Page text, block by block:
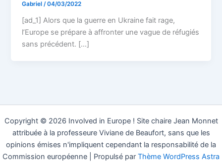
Gabriel/04/03/2022
[ad_1] Alors que la guerre en Ukraine fait rage,
l’Europe se prépare à affronter une vague de réfugiés
sans précédent. […]
Copyright © 2026 Involved in Europe ! Site chaire Jean Monnet
attribuée à la professeure Viviane de Beaufort, sans que les
opinions émises n'impliquent cependant la responsabilité de la
Commission européenne | Propulsé par Thème WordPress Astra